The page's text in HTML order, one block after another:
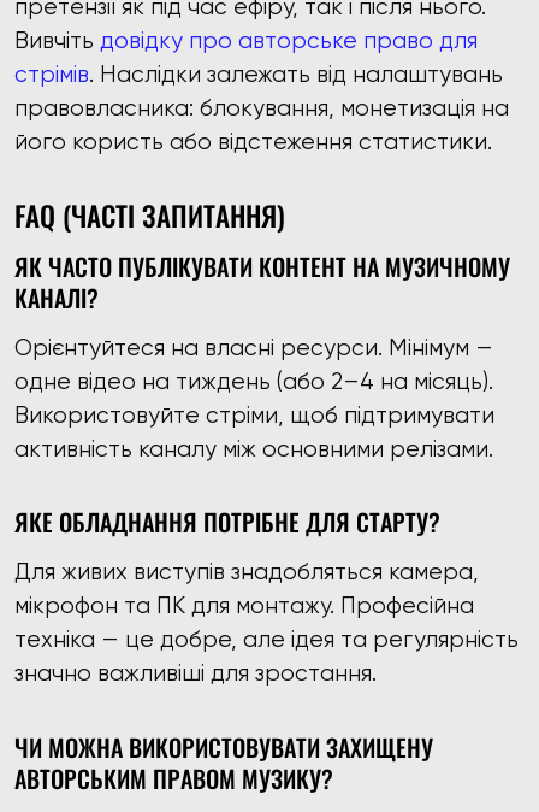
претензії як під час ефіру, так і після нього.
Вивчіть довідку про авторське право для
стрімів. Наслідки залежать від налаштувань
правовласника: блокування, монетизація на
його користь або відстеження статистики.
FAQ (ЧАСТІ ЗАПИТАННЯ)
ЯК ЧАСТО ПУБЛІКУВАТИ КОНТЕНТ НА МУЗИЧНОМУ
КАНАЛІ?
Орієнтуйтеся на власні ресурси. Мінімум —
одне відео на тиждень (або 2–4 на місяць).
Використовуйте стріми, щоб підтримувати
активність каналу між основними релізами.
ЯКЕ ОБЛАДНАННЯ ПОТРІБНЕ ДЛЯ СТАРТУ?
Для живих виступів знадобляться камера,
мікрофон та ПК для монтажу. Професійна
техніка — це добре, але ідея та регулярність
значно важливіші для зростання.
ЧИ МОЖНА ВИКОРИСТОВУВАТИ ЗАХИЩЕНУ
АВТОРСЬКИМ ПРАВОМ МУЗИКУ?